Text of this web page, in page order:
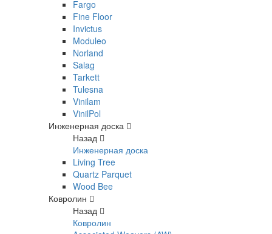
Fargo
Fine Floor
Invictus
Moduleo
Norland
Salag
Tarkett
Tulesna
Vinilam
VinilPol
Инженерная доска
Назад
Инженерная доска
Living Tree
Quartz Parquet
Wood Bee
Ковролин
Назад
Ковролин